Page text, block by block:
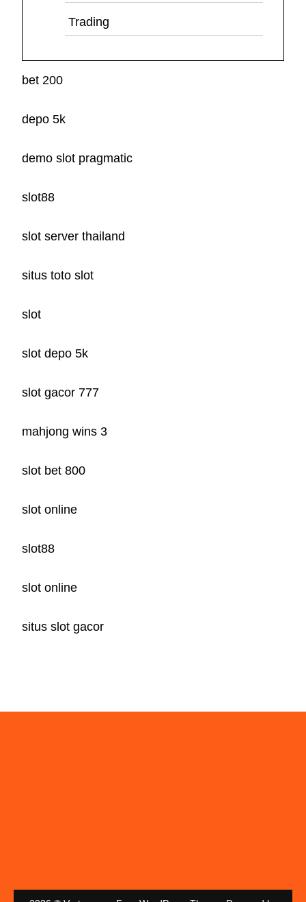
Trading
bet 200
depo 5k
demo slot pragmatic
slot88
slot server thailand
situs toto slot
slot
slot depo 5k
slot gacor 777
mahjong wins 3
slot bet 800
slot online
slot88
slot online
situs slot gacor